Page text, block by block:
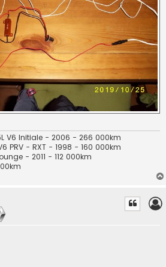
V6 Initiale - 2006 - 266 000km
PRV - RXT - 1998 - 160 000km
- 2011 - 112 000km